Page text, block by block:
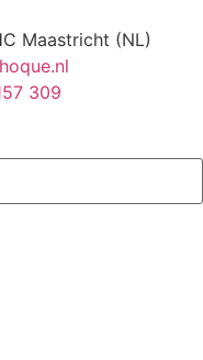
Maastricht (NL)
309